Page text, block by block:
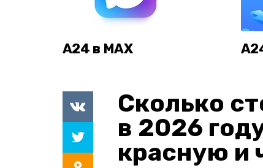
А24 в MAX
Сколько
в 2026
красную и